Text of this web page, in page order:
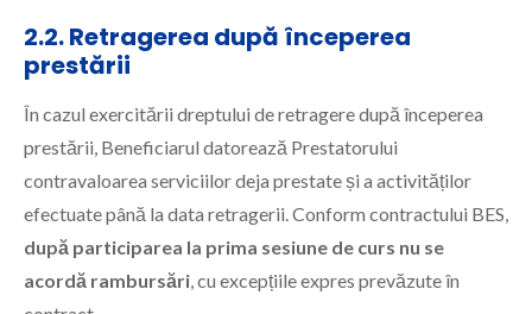
2.2. Retragerea după începerea
prestării
În cazul exercitării dreptului de retragere după începerea
prestării, Beneficiarul datorează Prestatorului
contravaloarea serviciilor deja prestate și a activităților
efectuate până la data retragerii. Conform contractului BES,
după participarea la prima sesiune de curs nu se
acordă rambursări, cu excepțiile expres prevăzute în